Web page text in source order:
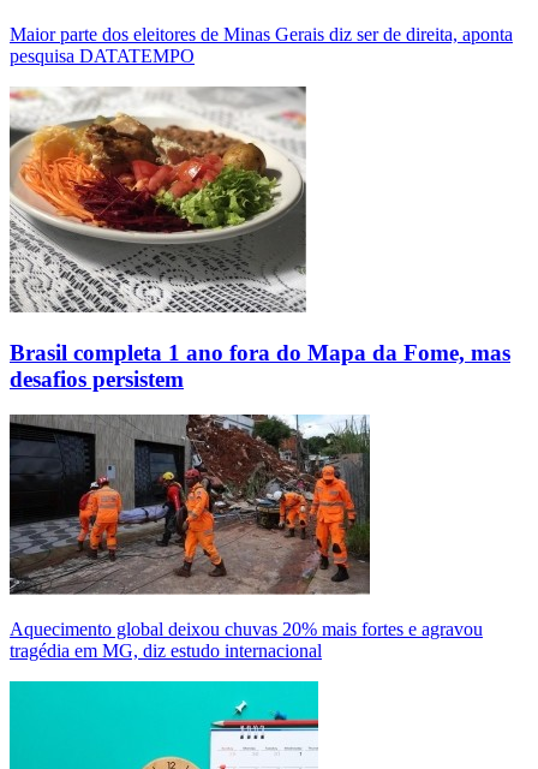
Maior parte dos eleitores de Minas Gerais diz ser de direita, aponta
pesquisa DATATEMPO
Brasil completa 1 ano fora do Mapa da Fome, mas
desafios persistem
Aquecimento global deixou chuvas 20% mais fortes e agravou
tragédia em MG, diz estudo internacional